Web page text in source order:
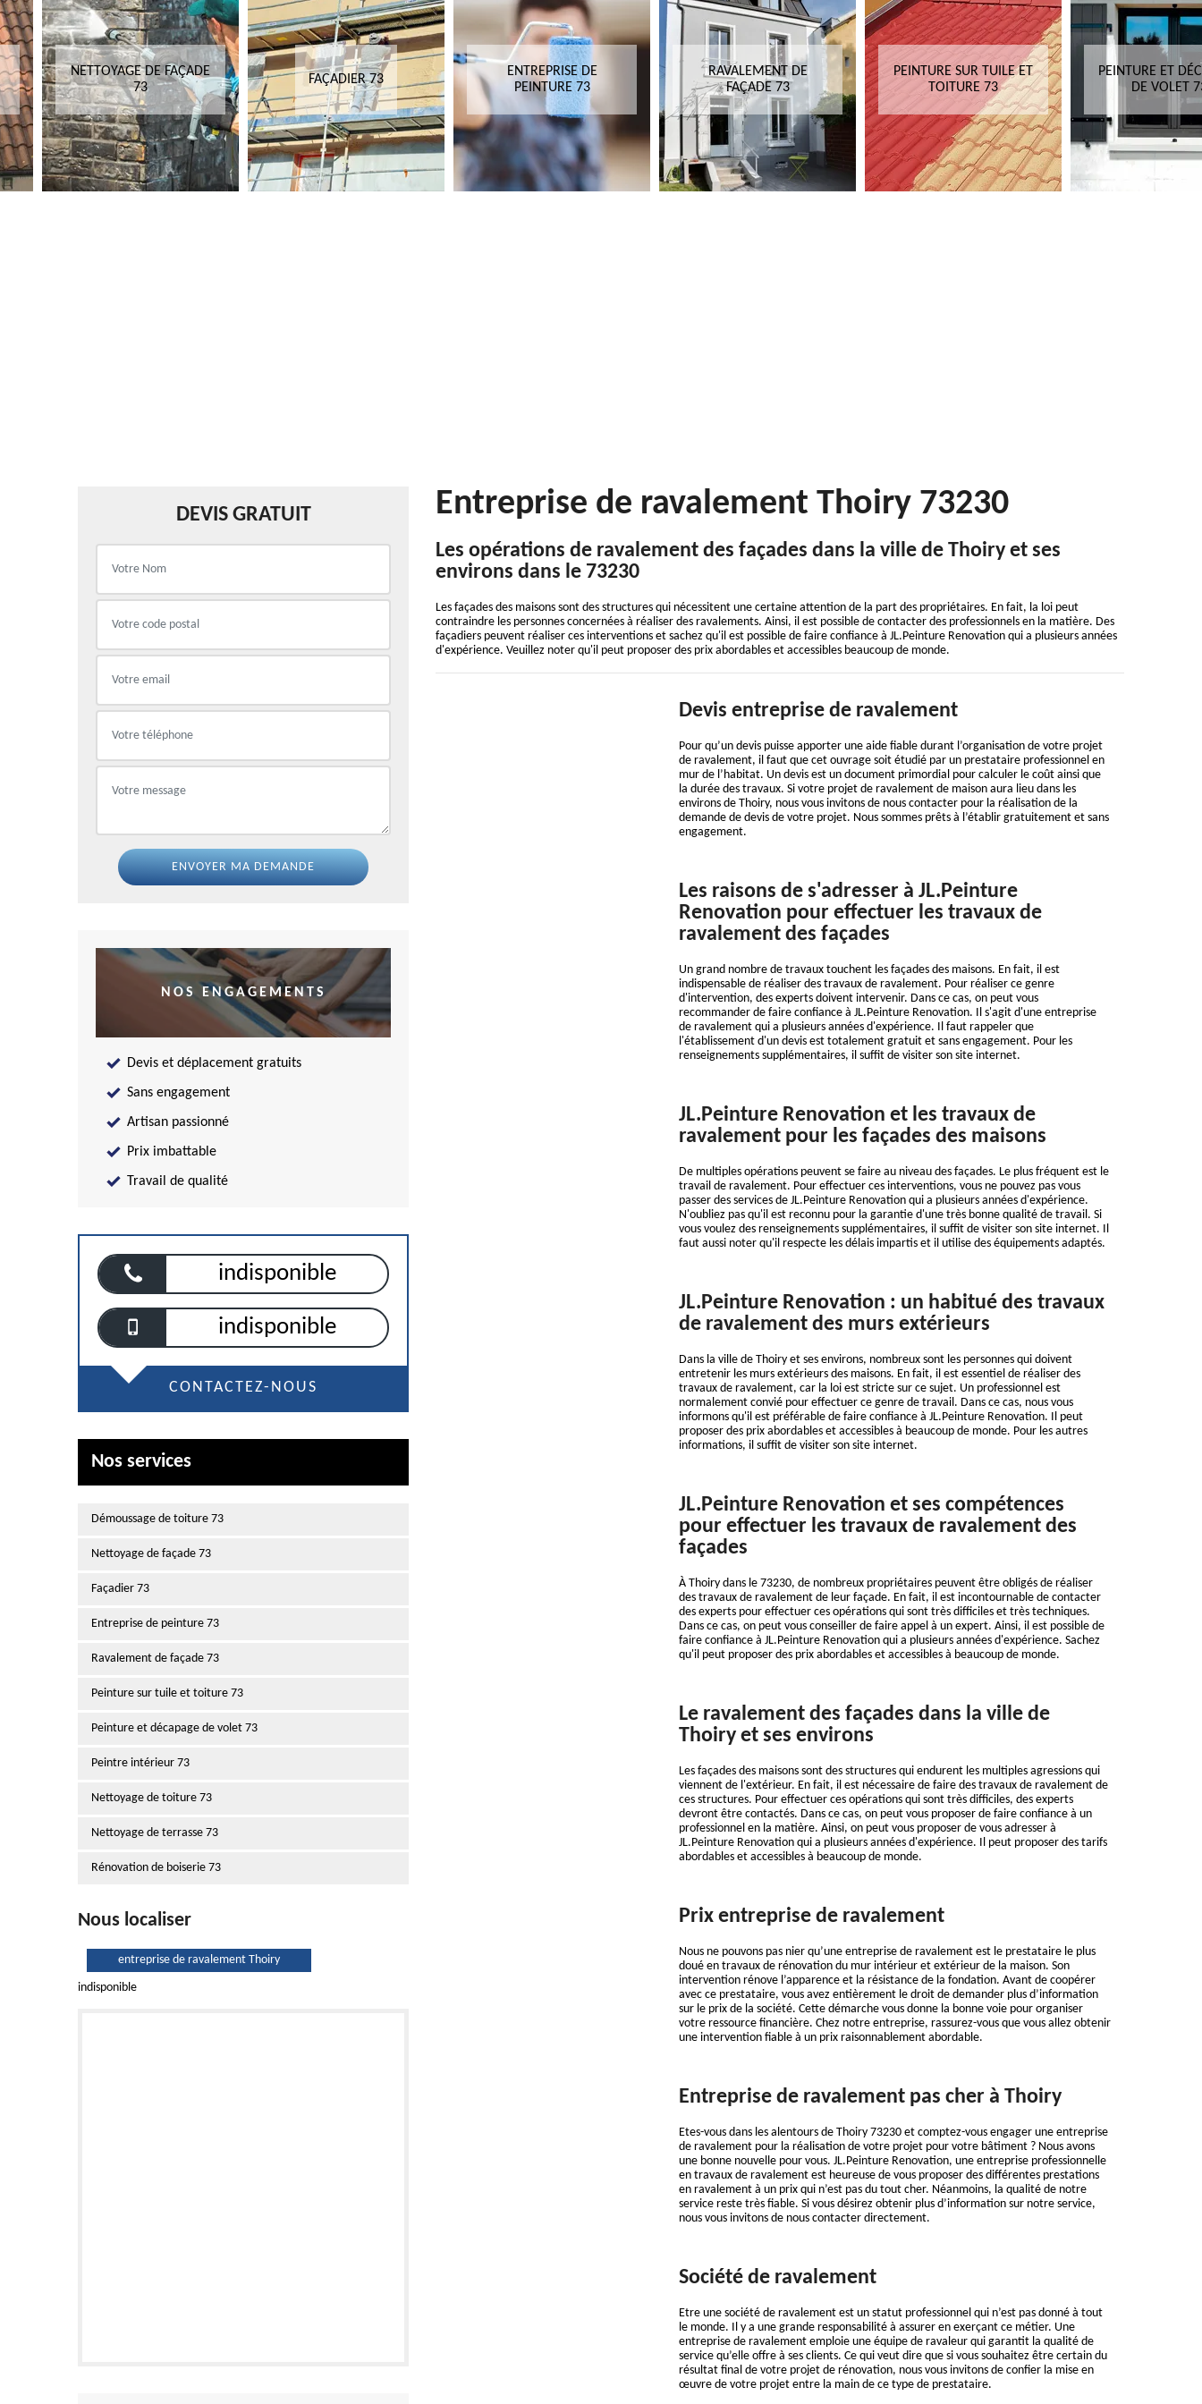
NETTOYAGE DE FAÇADE
73
FAÇADIER 73
ENTREPRISE DE
PEINTURE 73
RAVALEMENT DE
FAÇADE 73
PEINTURE SUR TUILE ET
TOITURE 73
PEINTURE ET
DE VOLET
DEVIS GRATUIT
NOS ENGAGEMENTS
Devis et déplacement gratuits
Sans engagement
Artisan passionné
Prix imbattable
Travail de qualité
indisponible
indisponible
CONTACTEZ-NOUS
Nos services
Démoussage de toiture 73
Nettoyage de façade 73
Façadier 73
Entreprise de peinture 73
Ravalement de façade 73
Peinture sur tuile et toiture 73
Peinture et décapage de volet 73
Peintre intérieur 73
Nettoyage de toiture 73
Nettoyage de terrasse 73
Rénovation de boiserie 73
Nous localiser
entreprise de ravalement Thoiry
indisponible
Entreprise de ravalement Thoiry 73230
Les opérations de ravalement des façades dans la ville de Thoiry et ses
environs dans le 73230
Les façades des maisons sont des structures qui nécessitent une certaine attention de la part des propriétaires. En fait, la loi peut
contraindre les personnes concernées à réaliser des ravalements. Ainsi, il est possible de contacter des professionnels en la matière. Des
façadiers peuvent réaliser ces interventions et sachez qu'il est possible de faire confiance à JL.Peinture Renovation qui a plusieurs années
d'expérience. Veuillez noter qu'il peut proposer des prix abordables et accessibles beaucoup de monde.
Devis entreprise de ravalement
Pour qu’un devis puisse apporter une aide fiable durant l’organisation de votre projet
de ravalement, il faut que cet ouvrage soit étudié par un prestataire professionnel en
mur de l’habitat. Un devis est un document primordial pour calculer le coût ainsi que
la durée des travaux. Si votre projet de ravalement de maison aura lieu dans les
environs de Thoiry, nous vous invitons de nous contacter pour la réalisation de la
demande de devis de votre projet. Nous sommes prêts à l’établir gratuitement et sans
engagement.
Les raisons de s'adresser à JL.Peinture
Renovation pour effectuer les travaux de
ravalement des façades
Un grand nombre de travaux touchent les façades des maisons. En fait, il est
indispensable de réaliser des travaux de ravalement. Pour réaliser ce genre
d'intervention, des experts doivent intervenir. Dans ce cas, on peut vous
recommander de faire confiance à JL.Peinture Renovation. Il s'agit d'une entreprise
de ravalement qui a plusieurs années d'expérience. Il faut rappeler que
l'établissement d'un devis est totalement gratuit et sans engagement. Pour les
renseignements supplémentaires, il suffit de visiter son site internet.
JL.Peinture Renovation et les travaux de
ravalement pour les façades des maisons
De multiples opérations peuvent se faire au niveau des façades. Le plus fréquent est le
travail de ravalement. Pour effectuer ces interventions, vous ne pouvez pas vous
passer des services de JL.Peinture Renovation qui a plusieurs années d'expérience.
N'oubliez pas qu'il est reconnu pour la garantie d'une très bonne qualité de travail. Si
vous voulez des renseignements supplémentaires, il suffit de visiter son site internet. Il
faut aussi noter qu'il respecte les délais impartis et il utilise des équipements adaptés.
JL.Peinture Renovation : un habitué des travaux
de ravalement des murs extérieurs
Dans la ville de Thoiry et ses environs, nombreux sont les personnes qui doivent
entretenir les murs extérieurs des maisons. En fait, il est essentiel de réaliser des
travaux de ravalement, car la loi est stricte sur ce sujet. Un professionnel est
normalement convié pour effectuer ce genre de travail. Dans ce cas, nous vous
informons qu'il est préférable de faire confiance à JL.Peinture Renovation. Il peut
proposer des prix abordables et accessibles à beaucoup de monde. Pour les autres
informations, il suffit de visiter son site internet.
JL.Peinture Renovation et ses compétences
pour effectuer les travaux de ravalement des
façades
À Thoiry dans le 73230, de nombreux propriétaires peuvent être obligés de réaliser
des travaux de ravalement de leur façade. En fait, il est incontournable de contacter
des experts pour effectuer ces opérations qui sont très difficiles et très techniques.
Dans ce cas, on peut vous conseiller de faire appel à un expert. Ainsi, il est possible de
faire confiance à JL.Peinture Renovation qui a plusieurs années d'expérience. Sachez
qu'il peut proposer des prix abordables et accessibles à beaucoup de monde.
Le ravalement des façades dans la ville de
Thoiry et ses environs
Les façades des maisons sont des structures qui endurent les multiples agressions qui
viennent de l'extérieur. En fait, il est nécessaire de faire des travaux de ravalement de
ces structures. Pour effectuer ces opérations qui sont très difficiles, des experts
devront être contactés. Dans ce cas, on peut vous proposer de faire confiance à un
professionnel en la matière. Ainsi, on peut vous proposer de vous adresser à
JL.Peinture Renovation qui a plusieurs années d'expérience. Il peut proposer des tarifs
abordables et accessibles à beaucoup de monde.
Prix entreprise de ravalement
Nous ne pouvons pas nier qu’une entreprise de ravalement est le prestataire le plus
doué en travaux de rénovation du mur intérieur et extérieur de la maison. Son
intervention rénove l’apparence et la résistance de la fondation. Avant de coopérer
avec ce prestataire, vous avez entièrement le droit de demander plus d’information
sur le prix de la société. Cette démarche vous donne la bonne voie pour organiser
votre ressource financière. Chez notre entreprise, rassurez-vous que vous allez obtenir
une intervention fiable à un prix raisonnablement abordable.
Entreprise de ravalement pas cher à Thoiry
Etes-vous dans les alentours de Thoiry 73230 et comptez-vous engager une entreprise
de ravalement pour la réalisation de votre projet pour votre bâtiment ? Nous avons
une bonne nouvelle pour vous. JL.Peinture Renovation, une entreprise professionnelle
en travaux de ravalement est heureuse de vous proposer des différentes prestations
en ravalement à un prix qui n’est pas du tout cher. Néanmoins, la qualité de notre
service reste très fiable. Si vous désirez obtenir plus d’information sur notre service,
nous vous invitons de nous contacter directement.
Société de ravalement
Etre une société de ravalement est un statut professionnel qui n’est pas donné à tout
le monde. Il y a une grande responsabilité à assurer en exerçant ce métier. Une
entreprise de ravalement emploie une équipe de ravaleur qui garantit la qualité de
service qu’elle offre à ses clients. Ce qui veut dire que si vous souhaitez être certain du
résultat final de votre projet de rénovation, nous vous invitons de confier la mise en
œuvre de votre projet entre la main de ce type de prestataire.